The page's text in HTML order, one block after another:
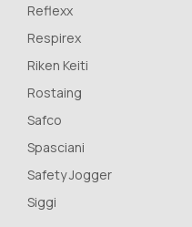
Reflexx
Respirex
Riken Keiti
Rostaing
Safco
Spasciani
Safety Jogger
Siggi